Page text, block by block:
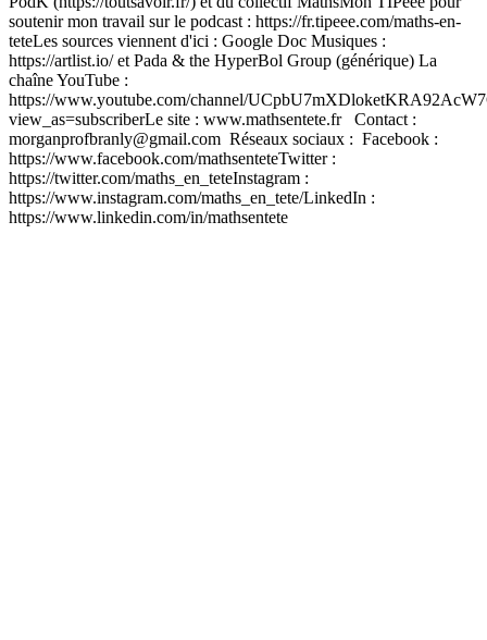
soutenir mon travail sur le podcast : https://fr.tipeee.com/maths-en-
teteLes sources viennent d'ici : Google Doc Musiques :
https://artlist.io/ et Pada & the HyperBol Group (générique) La
chaîne YouTube :
https://www.youtube.com/channel/
view_as=subscriberLe site : www.mathsentete.fr Contact :
morganprofbranly@gmail.com Réseaux sociaux : Facebook :
https://www.facebook.com/mathsenteteTwitter :
https://twitter.com/maths_en_teteInstagram :
https://www.instagram.com/maths_en_tete/LinkedIn :
https://www.linkedin.com/in/mathsentete